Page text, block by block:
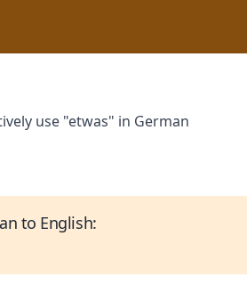
use "etwas" in German
to English: